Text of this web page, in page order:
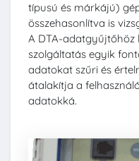
típusú és márkájú)
összehasonlítva is
A DTA-adatgyűjtőhöz
szolgáltatás egyik
adatokat szűri és
átalakítja a
adatokká.